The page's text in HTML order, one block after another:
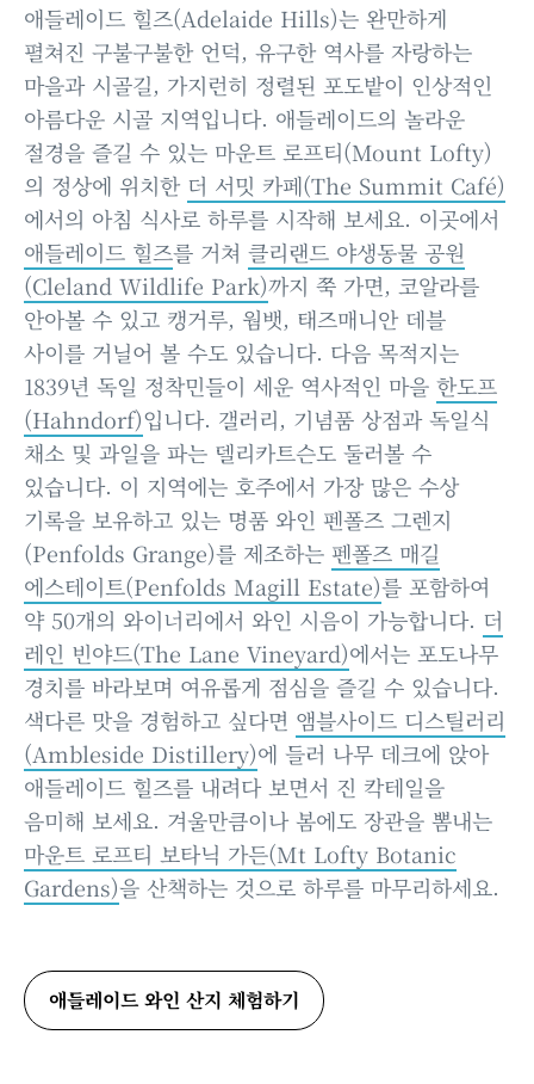
애들레이드 힐즈(Adelaide Hills)는 완만하게
펼쳐진 구불구불한 언덕, 유구한 역사를 자랑하는
마을과 시골길, 가지런히 정렬된 포도밭이 인상적인
아름다운 시골 지역입니다. 애들레이드의 놀라운
절경을 즐길 수 있는 마운트 로프티(Mount Lofty)
의 정상에 위치한 더 서밋 카페(The Summit Café)
에서의 아침 식사로 하루를 시작해 보세요. 이곳에서
애들레이드 힐즈를 거쳐 클리랜드 야생동물 공원
(Cleland Wildlife Park)까지 쭉 가면, 코알라를
안아볼 수 있고 캥거루, 웜뱃, 태즈매니안 데블
사이를 거닐어 볼 수도 있습니다. 다음 목적지는
1839년 독일 정착민들이 세운 역사적인 마을 한도프
(Hahndorf)입니다. 갤러리, 기념품 상점과 독일식
채소 및 과일을 파는 델리카트슨도 둘러볼 수
있습니다. 이 지역에는 호주에서 가장 많은 수상
기록을 보유하고 있는 명품 와인 펜폴즈 그렌지
(Penfolds Grange)를 제조하는 펜폴즈 매길
에스테이트(Penfolds Magill Estate)를 포함하여
약 50개의 와이너리에서 와인 시음이 가능합니다. 더
레인 빈야드(The Lane Vineyard)에서는 포도나무
경치를 바라보며 여유롭게 점심을 즐길 수 있습니다.
색다른 맛을 경험하고 싶다면 앰블사이드 디스틸러리
(Ambleside Distillery)에 들러 나무 데크에 앉아
애들레이드 힐즈를 내려다 보면서 진 칵테일을
음미해 보세요. 겨울만큼이나 봄에도 장관을 뽐내는
마운트 로프티 보타닉 가든(Mt Lofty Botanic
Gardens)을 산책하는 것으로 하루를 마무리하세요.
애들레이드 와인 산지 체험하기